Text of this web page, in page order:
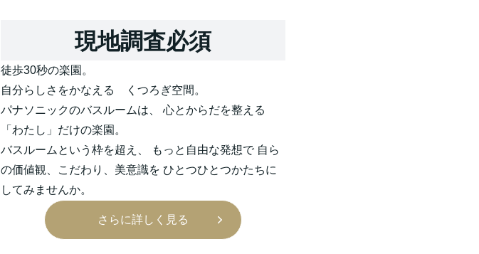
現地調査必須
徒歩30秒の楽園。
自分らしさをかなえる くつろぎ空間。
パナソニックのバスルームは、 心とからだを整える
「わたし」だけの楽園。
バスルームという枠を超え、 もっと自由な発想で 自ら
の価値観、こだわり、美意識を ひとつひとつかたちに
してみませんか。
さらに詳しく見る